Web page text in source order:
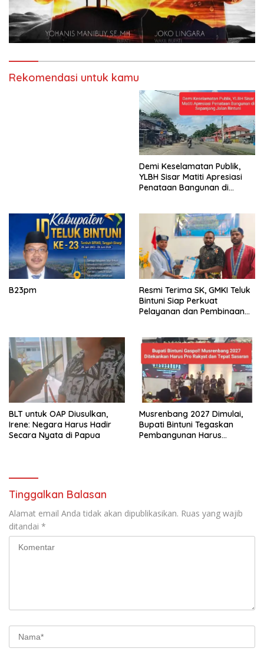
Rekomendasi untuk kamu
Demi Keselamatan Publik,
YLBH Sisar Matiti Apresiasi
Penataan Bangunan di
B23pm
Resmi Terima SK, GMKI Teluk
Bintuni Siap Perkuat
Pelayanan dan Pembinaan
BLT untuk OAP Diusulkan,
Irene: Negara Harus Hadir
Secara Nyata di Papua
Musrenbang 2027 Dimulai,
Bupati Bintuni Tegaskan
Pembangunan Harus
Tinggalkan Balasan
Alamat email Anda tidak akan dipublikasikan. Ruas yang wajib
ditandai *